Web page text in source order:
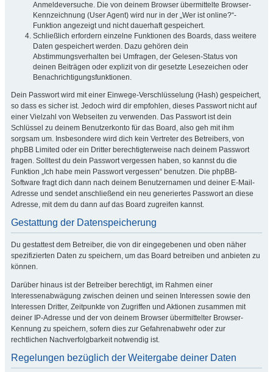
Anmeldeversuche. Die von deinem Browser übermittelte Browser-
Kennzeichnung (User Agent) wird nur in der „Wer ist online?“-
Funktion angezeigt und nicht dauerhaft gespeichert.
Schließlich erfordern einzelne Funktionen des Boards, dass weitere
Daten gespeichert werden. Dazu gehören dein
Abstimmungsverhalten bei Umfragen, der Gelesen-Status von
deinen Beiträgen oder explizit von dir gesetzte Lesezeichen oder
Benachrichtigungsfunktionen.
Dein Passwort wird mit einer Einwege-Verschlüsselung (Hash) gespeichert,
so dass es sicher ist. Jedoch wird dir empfohlen, dieses Passwort nicht auf
einer Vielzahl von Webseiten zu verwenden. Das Passwort ist dein
Schlüssel zu deinem Benutzerkonto für das Board, also geh mit ihm
sorgsam um. Insbesondere wird dich kein Vertreter des Betreibers, von
phpBB Limited oder ein Dritter berechtigterweise nach deinem Passwort
fragen. Solltest du dein Passwort vergessen haben, so kannst du die
Funktion „Ich habe mein Passwort vergessen“ benutzen. Die phpBB-
Software fragt dich dann nach deinem Benutzernamen und deiner E-Mail-
Adresse und sendet anschließend ein neu generiertes Passwort an diese
Adresse, mit dem du dann auf das Board zugreifen kannst.
Gestattung der Datenspeicherung
Du gestattest dem Betreiber, die von dir eingegebenen und oben näher
spezifizierten Daten zu speichern, um das Board betreiben und anbieten zu
können.
Darüber hinaus ist der Betreiber berechtigt, im Rahmen einer
Interessenabwägung zwischen deinen und seinen Interessen sowie den
Interessen Dritter, Zeitpunkte von Zugriffen und Aktionen zusammen mit
deiner IP-Adresse und der von deinem Browser übermittelter Browser-
Kennung zu speichern, sofern dies zur Gefahrenabwehr oder zur
rechtlichen Nachverfolgbarkeit notwendig ist.
Regelungen bezüglich der Weitergabe deiner Daten